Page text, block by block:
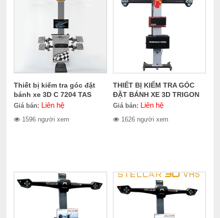
Thiết bị kiểm tra góc đặt
bánh xe 3D C 7204 TAS
Giá bán: Liên hệ
1596 người xem
THIẾT BỊ KIỂM TRA GÓC
ĐẶT BÁNH XE 3D TRIGON
Top Vision
Giá bán: Liên hệ
1626 người xem